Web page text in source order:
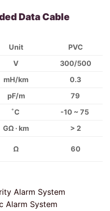
Data Cable
Unit
PVC
V
300/500
mH/km
0.3
pF/m
79
˚C
-10 ~ 75
GΩ · km
> 2
Ω 60
Alarm System
Alarm System